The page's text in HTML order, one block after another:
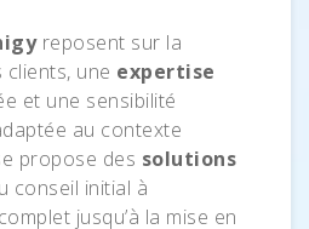
reposent sur la
clients, une expertise
et une sensibilité
au contexte
propose des solutions
conseil initial à
jusqu’à la mise en